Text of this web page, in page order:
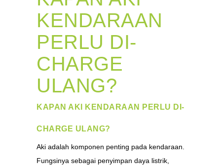
KENDARAAN
PERLU DI-
CHARGE
ULANG?
KAPAN AKI KENDARAAN PERLU DI-
CHARGE ULANG?
Aki adalah komponen penting pada kendaraan.
Fungsinya sebagai penyimpan daya listrik,